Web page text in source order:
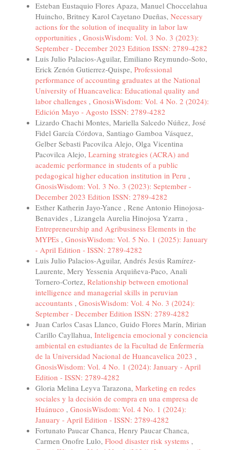
Esteban Eustaquio Flores Apaza, Manuel Choccelahua
Huincho, Britney Karol Cayetano Dueñas, Necessary
actions for the solution of inequality in labor law
opportunities , GnosisWisdom: Vol. 3 No. 3 (2023):
September - December 2023 Edition ISSN: 2789-4282
Luis Julio Palacios-Aguilar, Emiliano Reymundo-Soto,
Erick Zenón Gutierrez-Quispe, Professional
performance of accounting graduates at the National
University of Huancavelica: Educational quality and
labor challenges , GnosisWisdom: Vol. 4 No. 2 (2024):
Edición Mayo - Agosto ISSN: 2789-4282
Lizardo Chachi Montes, Mariella Salcedo Núñez, José
Fidel García Córdova, Santiago Gamboa Vásquez,
Gelber Sebasti Pacovilca Alejo, Olga Vicentina
Pacovilca Alejo, Learning strategies (ACRA) and
academic performance in students of a public
pedagogical higher education institution in Peru ,
GnosisWisdom: Vol. 3 No. 3 (2023): September -
December 2023 Edition ISSN: 2789-4282
Esther Katherin Jayo-Yance , Rene Antonio Hinojosa-
Benavides , Lizangela Aurelia Hinojosa Yzarra ,
Entrepreneurship and Agribusiness Elements in the
MYPEs , GnosisWisdom: Vol. 5 No. 1 (2025): January
- April Edition - ISSN: 2789-4282
Luis Julio Palacios-Aguilar, Andrés Jesús Ramírez-
Laurente, Mery Yessenia Arquiñeva-Paco, Anali
Tornero-Cortez, Relationship between emotional
intelligence and managerial skills in peruvian
accountants , GnosisWisdom: Vol. 4 No. 3 (2024):
September - December Edition ISSN: 2789-4282
Juan Carlos Casas Llanco, Guido Flores Marín, Mirian
Carillo Cayllahua, Inteligencia emocional y conciencia
ambiental en estudiantes de la Facultad de Enfermería
de la Universidad Nacional de Huancavelica 2023 ,
GnosisWisdom: Vol. 4 No. 1 (2024): January - April
Edition - ISSN: 2789-4282
Gloria Melina Leyva Tarazona, Marketing en redes
sociales y la decisión de compra en una empresa de
Huánuco , GnosisWisdom: Vol. 4 No. 1 (2024):
January - April Edition - ISSN: 2789-4282
Fortunato Paucar Chanca, Henry Paucar Chanca,
Carmen Onofre Lulo, Flood disaster risk systems ,